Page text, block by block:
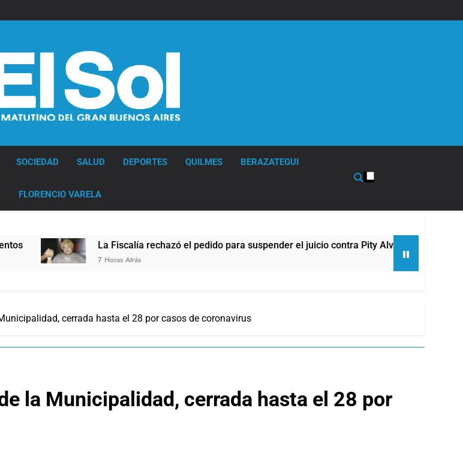
SOCIEDAD SALUD DEPORTES QUILMES BERAZATEGUI
FLORENCIO VARELA
La Fiscalía rechazó el pedido para suspender el juicio contra Pity Alvarez
7 Horas Atrás
cerrada hasta el 28 por casos de coronavirus
la Municipalidad, cerrada hasta el 28 por